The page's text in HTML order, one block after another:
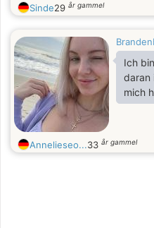
Sinde29 år gammel
Ich
daran
mich
Annelieseo...33 år gammel